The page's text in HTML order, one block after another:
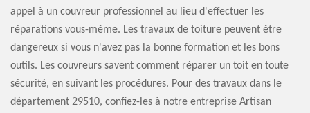
appel à un couvreur professionnel au lieu d'effectuer les
réparations vous-même. Les travaux de toiture peuvent être
dangereux si vous n'avez pas la bonne formation et les bons
outils. Les couvreurs savent comment réparer un toit en toute
sécurité, en suivant les procédures. Pour des travaux dans le
département 29510, confiez-les à notre entreprise Artisan